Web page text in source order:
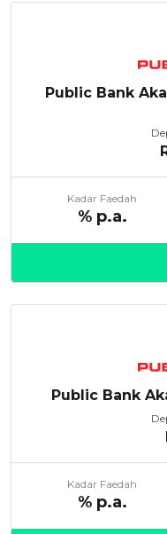
Public Bank
Kadar Faedah
% p.a.
Public Bank
Kadar Faedah
% p.a.